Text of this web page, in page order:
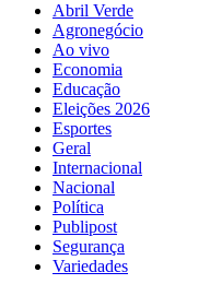
Abril Verde
Agronegócio
Ao vivo
Economia
Educação
Eleições 2026
Esportes
Geral
Internacional
Nacional
Política
Publipost
Segurança
Variedades